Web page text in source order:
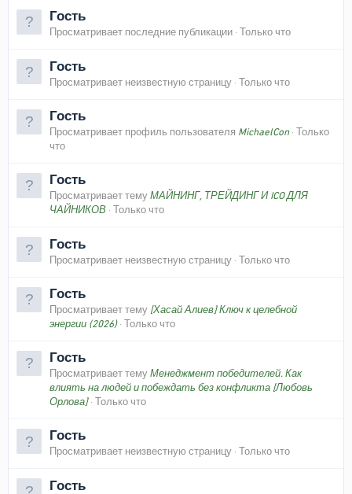
Гость
Просматривает последние публикации Только что
Гость
Просматривает неизвестную страницу Только что
Гость
Просматривает профиль пользователя MichaelCon Только
что
Гость
Просматривает тему МАЙНИНГ, ТРЕЙДИНГ И ICO ДЛЯ
ЧАЙНИКОВ Только что
Гость
Просматривает неизвестную страницу Только что
Гость
Просматривает тему [Хасай Алиев] Ключ к целебной
энергии (2026) Только что
Гость
Просматривает тему Менеджмент победителей. Как
влиять на людей и побеждать без конфликта [Любовь
Орлова] Только что
Гость
Просматривает неизвестную страницу Только что
Гость